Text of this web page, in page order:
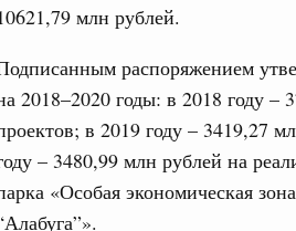
млн рублей.
распоряжением
2018–2020 годы: в 2018 году –
в 2019 году – 3419,27
– 3480,99 млн рублей на
«Особая экономическая
3 августа, понедельник
в сфере торговли.
возглавил штаб по
2026 года №1966-р